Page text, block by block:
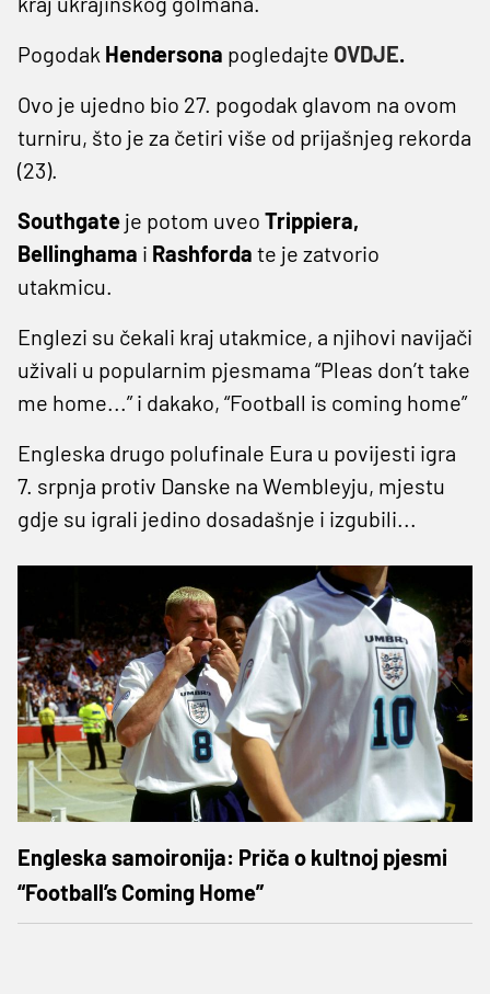
Pogodak Hendersona pogledajte OVDJE.
Ovo je ujedno bio 27. pogodak glavom na ovom
turniru, što je za četiri više od prijašnjeg rekorda
(23).
Southgate je potom uveo Trippiera,
Bellinghama i Rashforda te je zatvorio
utakmicu.
Englezi su čekali kraj utakmice, a njihovi navijači
uživali u popularnim pjesmama “Pleas don’t take
me home...” i dakako, “Football is coming home”
Engleska drugo polufinale Eura u povijesti igra
7. srpnja protiv Danske na Wembleyju, mjestu
gdje su igrali jedino dosadašnje i izgubili...
Engleska samoironija: Priča o kultnoj pjesmi
“Football’s Coming Home”